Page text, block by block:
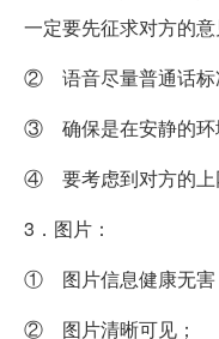
一定要先征求对方的意
② 语音尽量普通话标
③ 确保是在安静的环
④ 要考虑到对方的上
3．图片：
① 图片信息健康无害
② 图片清晰可见；